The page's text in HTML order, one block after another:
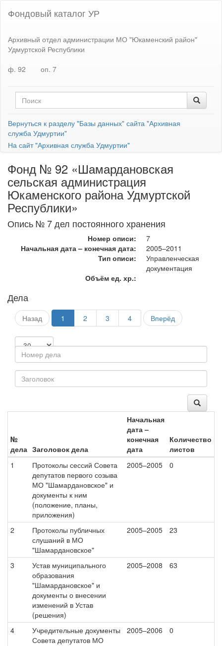
Фондовый каталог УР
Архивный отдел администрации МО "Юкаменский район"
Удмуртской Республики
ф. 92
оп. 7
Вернуться к разделу "Базы данных" сайта "Архивная
служба Удмуртии"
На сайт "Архивная служба Удмуртии"
Фонд № 92 «Шамардановская
сельская администрация
Юкаменского района Удмуртской
Республики»
Опись № 7 дел постоянного хранения
Номер описи:
7
Начальная дата – конечная дата:
2005–2011
Тип описи:
Управленческая
документация
Объём ед. хр.:
Дела
Назад 1 2 3 4 Вперёд
№
дела Заголовок дела
Начальная
дата –
конечная
дата
Количество
листов
1
Протоколы сессий Совета
депутатов первого созыва
МО "Шамардановское" и
документы к ним
(положение, планы,
приложения)
2005–2005 0
2
Протоколы публичных
слушаний в МО
"Шамардановское"
2005–2005 23
3
Устав муниципального
образования
"Шамардановское" и
документы о внесении
изменений в Устав
(решения)
2005–2008 63
4
Учредительные документы
Совета депутатов МО
2005–2006 0